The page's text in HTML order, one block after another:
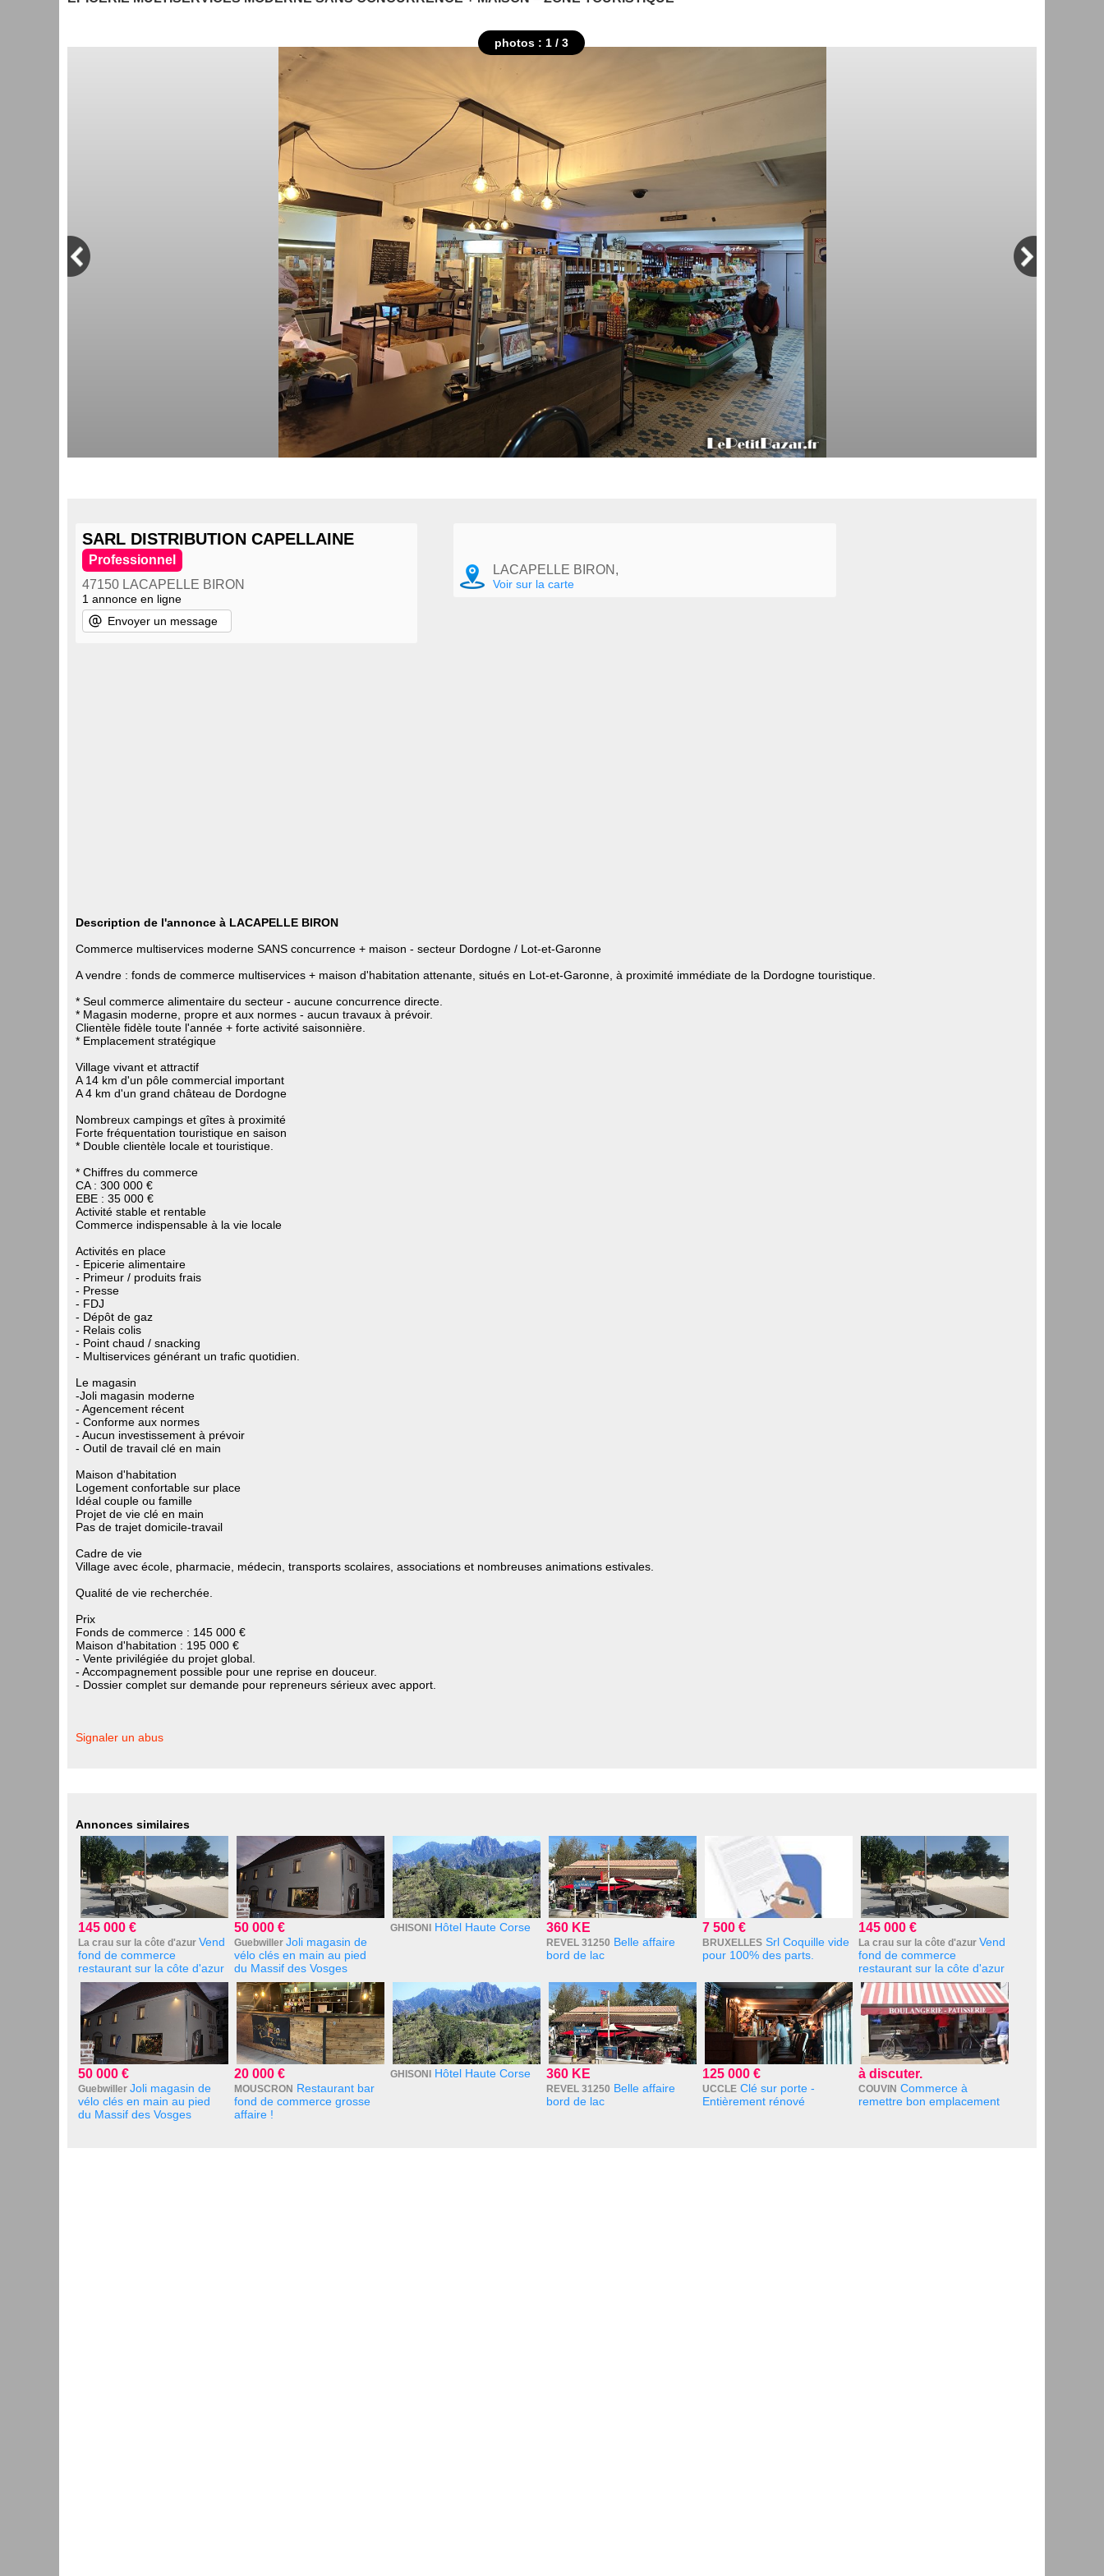
photos : 1 / 3
SARL DISTRIBUTION CAPELLAINE
Professionnel
47150 LACAPELLE BIRON
1 annonce en ligne
Envoyer un message
LACAPELLE BIRON,
Voir sur la carte
Description de l'annonce à LACAPELLE BIRON
Commerce multiservices moderne SANS concurrence + maison - secteur Dordogne / Lot-et-Garonne
A vendre : fonds de commerce multiservices + maison d'habitation attenante, situés en Lot-et-Garonne, à proximité immédiate de la Dordogne touristique.
* Seul commerce alimentaire du secteur - aucune concurrence directe.
* Magasin moderne, propre et aux normes - aucun travaux à prévoir.
Clientèle fidèle toute l'année + forte activité saisonnière.
* Emplacement stratégique
Village vivant et attractif
A 14 km d'un pôle commercial important
A 4 km d'un grand château de Dordogne
Nombreux campings et gîtes à proximité
Forte fréquentation touristique en saison
* Double clientèle locale et touristique.
* Chiffres du commerce
CA : 300 000 €
EBE : 35 000 €
Activité stable et rentable
Commerce indispensable à la vie locale
Activités en place
- Epicerie alimentaire
- Primeur / produits frais
- Presse
- FDJ
- Dépôt de gaz
- Relais colis
- Point chaud / snacking
- Multiservices générant un trafic quotidien.
Le magasin
-Joli magasin moderne
- Agencement récent
- Conforme aux normes
- Aucun investissement à prévoir
- Outil de travail clé en main
Maison d'habitation
Logement confortable sur place
Idéal couple ou famille
Projet de vie clé en main
Pas de trajet domicile-travail
Cadre de vie
Village avec école, pharmacie, médecin, transports scolaires, associations et nombreuses animations estivales.
Qualité de vie recherchée.
Prix
Fonds de commerce : 145 000 €
Maison d'habitation : 195 000 €
- Vente privilégiée du projet global.
- Accompagnement possible pour une reprise en douceur.
- Dossier complet sur demande pour repreneurs sérieux avec apport.
Signaler un abus
Annonces similaires
145 000 €
La crau sur la côte d'azur Vend
fond de commerce
restaurant sur la côte d'azur
50 000 €
Guebwiller Joli magasin de
vélo clés en main au pied
du Massif des Vosges
GHISONI Hôtel Haute Corse 360 KE
REVEL 31250 Belle affaire
bord de lac
7 500 €
BRUXELLES Srl Coquille vide
pour 100% des parts.
145 000 €
La crau sur la côte d'azur Vend
fond de commerce
restaurant sur la côte d'azur
50 000 €
Guebwiller Joli magasin de
vélo clés en main au pied
du Massif des Vosges
20 000 €
MOUSCRON Restaurant bar
fond de commerce grosse
affaire !
GHISONI Hôtel Haute Corse 360 KE
REVEL 31250 Belle affaire
bord de lac
125 000 €
UCCLE Clé sur porte -
Entièrement rénové
à discuter.
COUVIN Commerce à
remettre bon emplacement